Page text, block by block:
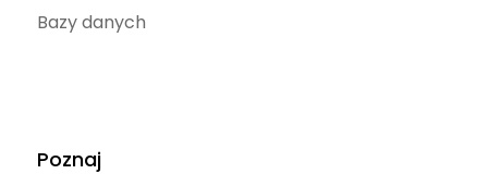
Bazy danych
Poznaj